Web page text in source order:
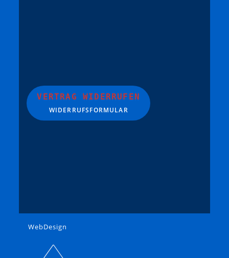
VERTRAG WIDERRUFEN
WIDERRUFSFORMULAR
WebDesign